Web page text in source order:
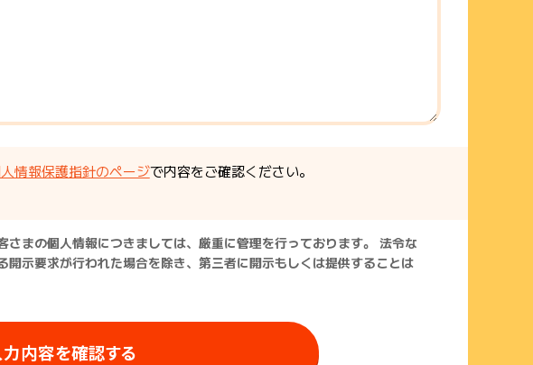
情報保護指針のページで内容をご確認ください。
まの個人情報につきましては、厳重に管理を行っております。 法令な
示要求が行われた場合を除き、第三者に開示もしくは提供することは